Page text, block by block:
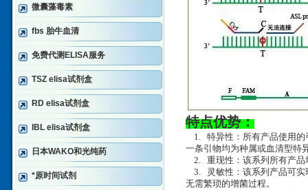
微囊藻毒素
fbs 胎牛血清
免费代测ELISA服务
TSZ elisa试剂盒
RD elisa试剂盒
IBL elisa试剂盒
日本WAKO和光纯药
*原时间试剂
特点优势：
1. 特异性：所有产品使用的
一条引物均为种属或血清型特
2. 重现性：该系列所有产品
3. 灵敏性：该系列产品可实
无需繁琐的增菌过程。